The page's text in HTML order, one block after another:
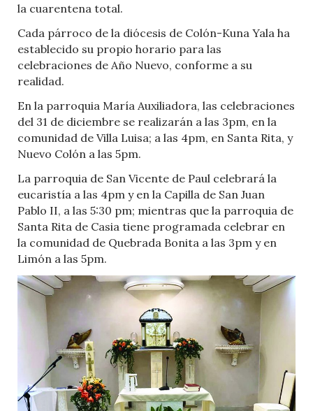
la cuarentena total.
Cada párroco de la diócesis de Colón-Kuna Yala ha
establecido su propio horario para las
celebraciones de Año Nuevo, conforme a su
realidad.
En la parroquia María Auxiliadora, las celebraciones
del 31 de diciembre se realizarán a las 3pm, en la
comunidad de Villa Luisa; a las 4pm, en Santa Rita, y
Nuevo Colón a las 5pm.
La parroquia de San Vicente de Paul celebrará la
eucaristía a las 4pm y en la Capilla de San Juan
Pablo II, a las 5:30 pm; mientras que la parroquia de
Santa Rita de Casia tiene programada celebrar en
la comunidad de Quebrada Bonita a las 3pm y en
Limón a las 5pm.